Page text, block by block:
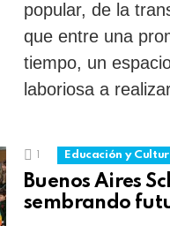
popular, de la
que entre una
tiempo, un
laboriosa a
1 Educación y
Buenos Aires
sembrando